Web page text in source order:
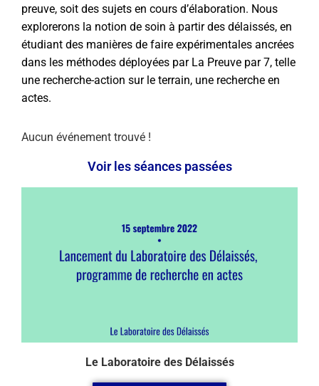
preuve, soit des sujets en cours d’élaboration. Nous
explorerons la notion de soin à partir des délaissés, en
étudiant des manières de faire expérimentales ancrées
dans les méthodes déployées par La Preuve par 7, telle
une recherche-action sur le terrain, une recherche en
actes.
Aucun événement trouvé !
Voir les séances passées
Le Laboratoire des Délaissés